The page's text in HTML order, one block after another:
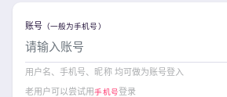
账号 （一般为手机号）
用户名、手机号、昵称 均可做为账号登入
老用户可以尝试用手机号登录